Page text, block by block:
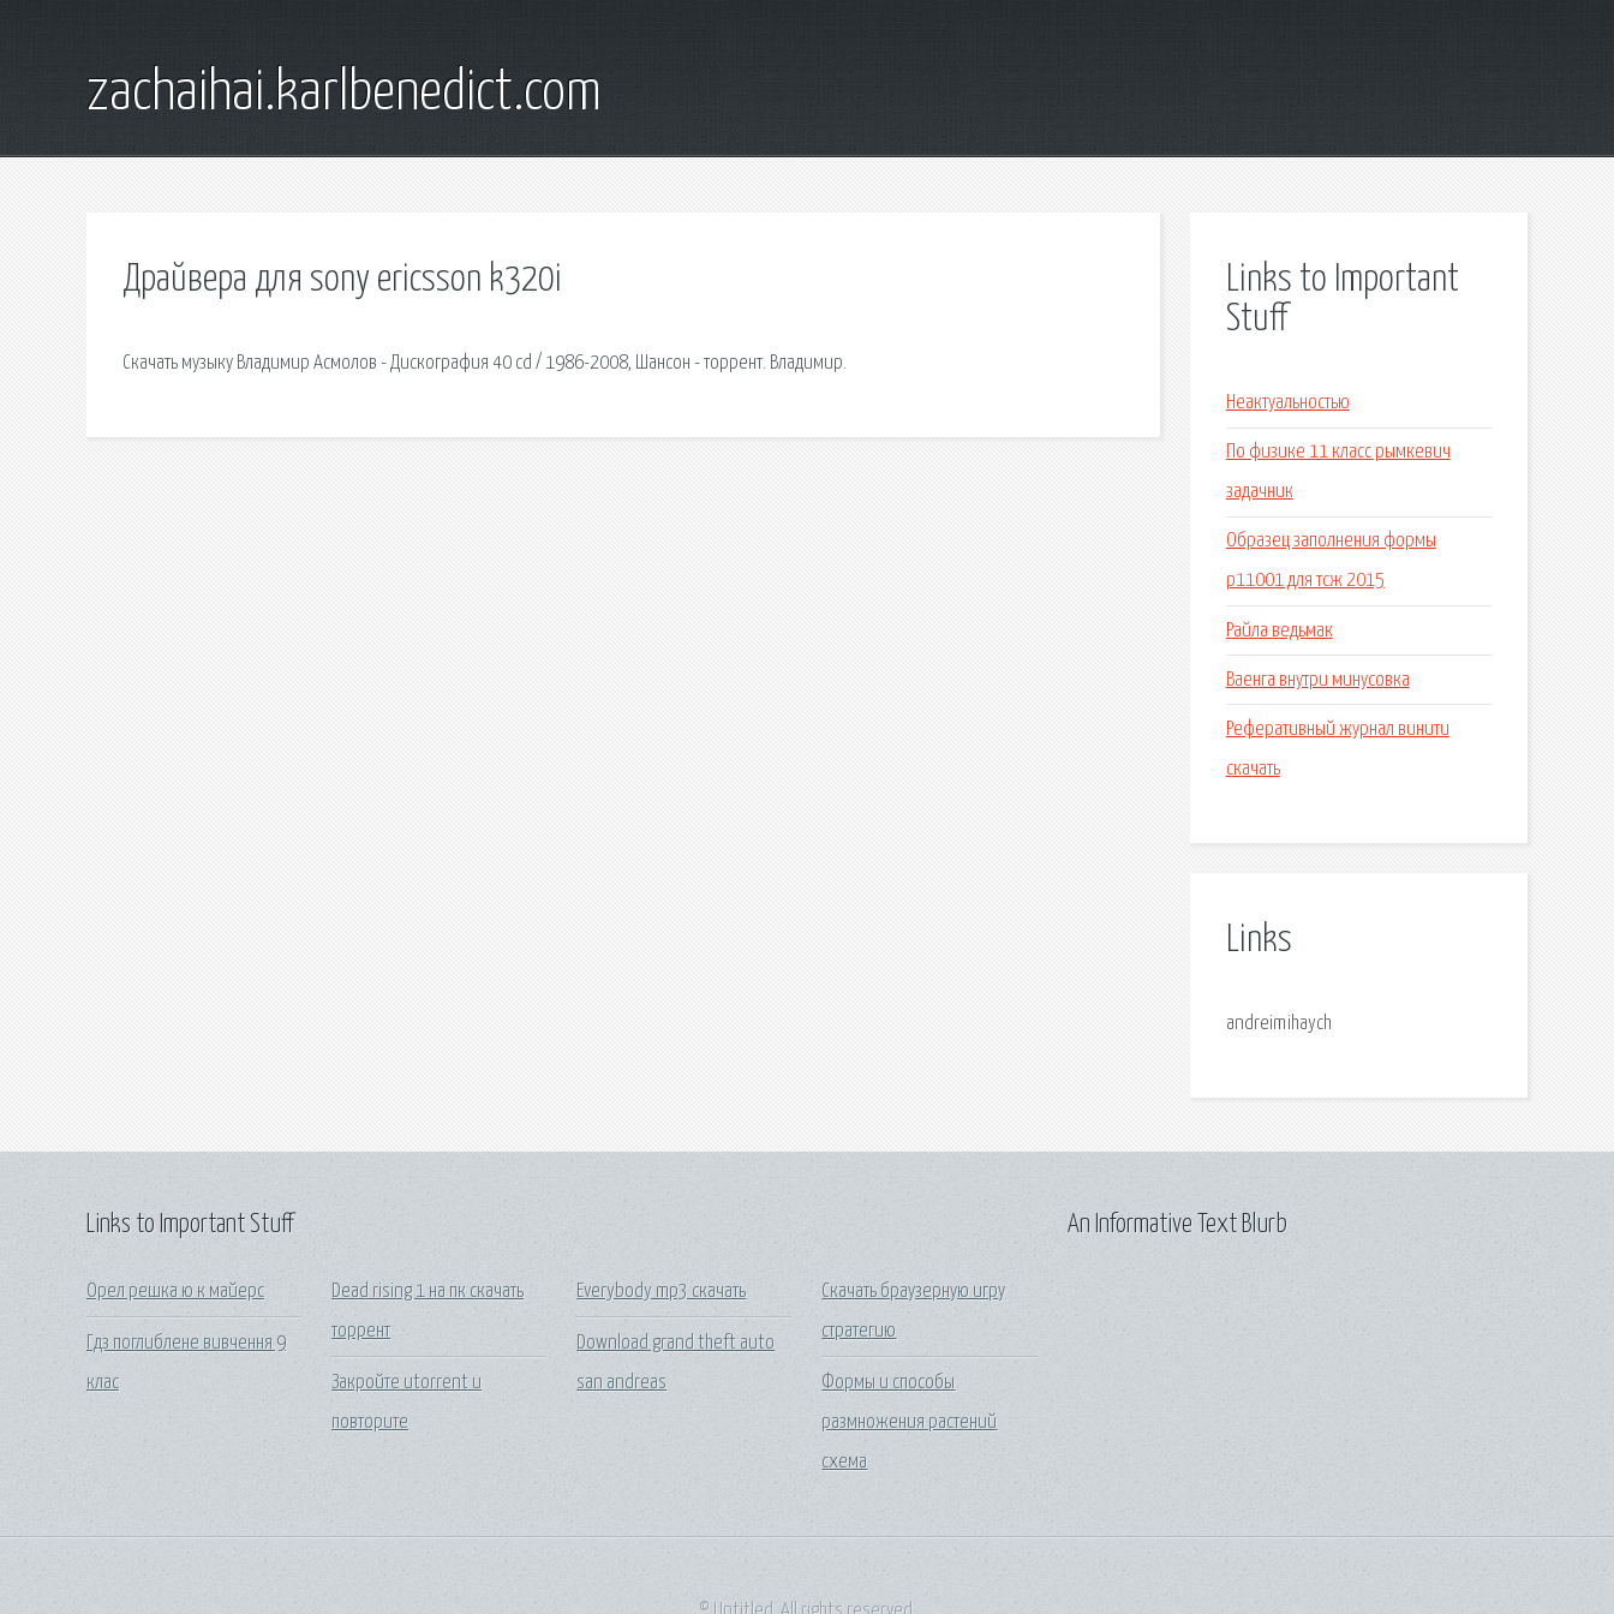
zachaihai.karlbenedict.com
Драйвера для sony ericsson k320i
Скачать музыку Владимир Асмолов - Дискография 40 cd / 1986-2008, Шансон - торрент. Владимир.
Links to Important
Stuff
Неактуальностью
По физике 11 класс рымкевич
задачник
Образец заполнения формы
р11001 для тсж 2015
Райла ведьмак
Ваенга внутри минусовка
Реферативный журнал винити
скачать
Links
andreimihaych
Links to Important Stuff
Орел решка ю к майерс
Гдз поглиблене вивчення 9
клас
Dead rising 1 на пк скачать
торрент
Закройте utorrent и
повторите
Everybody mp3 скачать
Download grand theft auto
san andreas
Скачать браузерную игру
стратегию
Формы и способы
размножения растений
схема
An Informative Text Blurb